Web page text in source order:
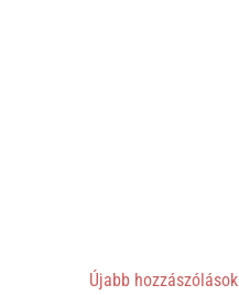
Újabb hozzászólások